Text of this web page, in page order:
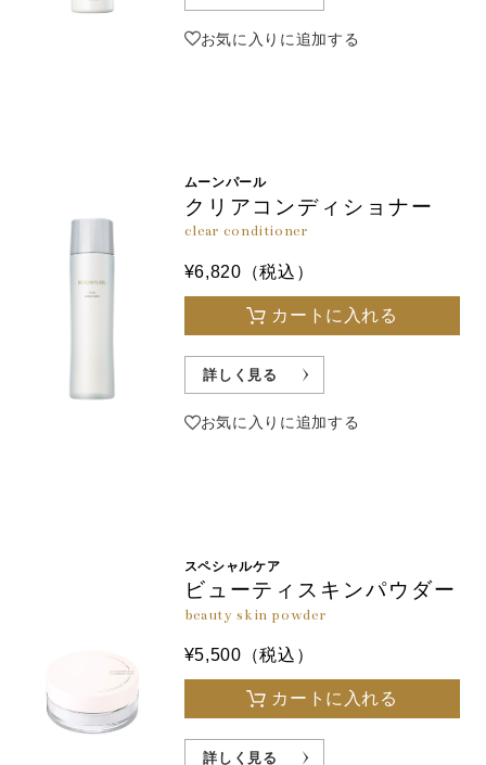
お気に入りに追加する
ムーンパール
クリアコンディショナー
clear conditioner
¥6,820（税込）
カートに入れる
詳しく見る
お気に入りに追加する
スペシャルケア
ビューティスキンパウダー
beauty skin powder
¥5,500（税込）
カートに入れる
詳しく見る